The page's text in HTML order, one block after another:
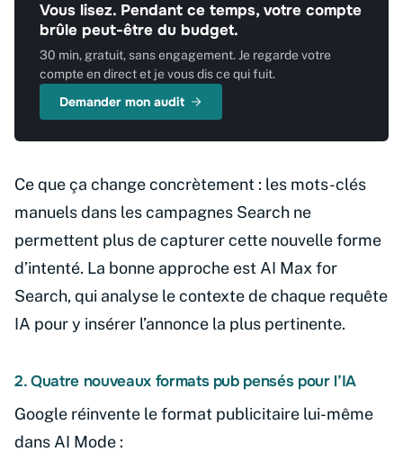
Vous lisez. Pendant ce temps, votre compte
brûle peut-être du budget.
30 min, gratuit, sans engagement. Je regarde votre
compte en direct et je vous dis ce qui fuit.
Demander mon audit
Ce que ça change concrètement : les mots-clés
manuels dans les campagnes Search ne
permettent plus de capturer cette nouvelle forme
d’intenté. La bonne approche est AI Max for
Search, qui analyse le contexte de chaque requête
IA pour y insérer l’annonce la plus pertinente.
2. Quatre nouveaux formats pub pensés pour l’IA
Google réinvente le format publicitaire lui-même
dans AI Mode :